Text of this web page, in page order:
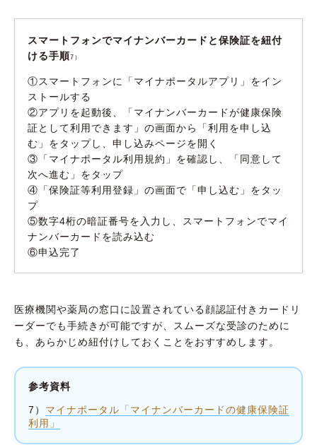
スマートフォンでマイナンバーカードと保険証を紐付
ける手順7）
①スマートフォンに「マイナポータルアプリ」をイン
ストールする
②アプリを起動後、「マイナンバーカードが健康保険
証として利用できます」の画面から「利用を申し込
む」をタップし、申し込みページを開く
③「マイナポータル利用規約」を確認し、「同意して
次へ進む」をタップ
④「保険証等利用登録」の画面で「申し込む」をタッ
プ
⑤数字4桁の暗証番号を入力し、スマートフォンでマイ
ナンバーカードを読み込む
⑥申込完了
医療機関や薬局の窓口に設置されている顔認証付きカードリ
ーダーでも手続きが可能ですが、スムーズな受診のために
も、あらかじめ紐付けしておくことをおすすめします。
参考資料
7） マイナポータル「マイナンバーカードの健康保険証
利用」